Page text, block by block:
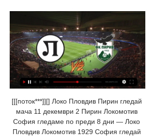
[[[поток***]][] Локо Пловдив Пирин гледай
мача 11 декември 2 Пирин Локомотив
София гледаме по преди 8 дни — Локо
Пловдив Локомотив 1929 София гледай